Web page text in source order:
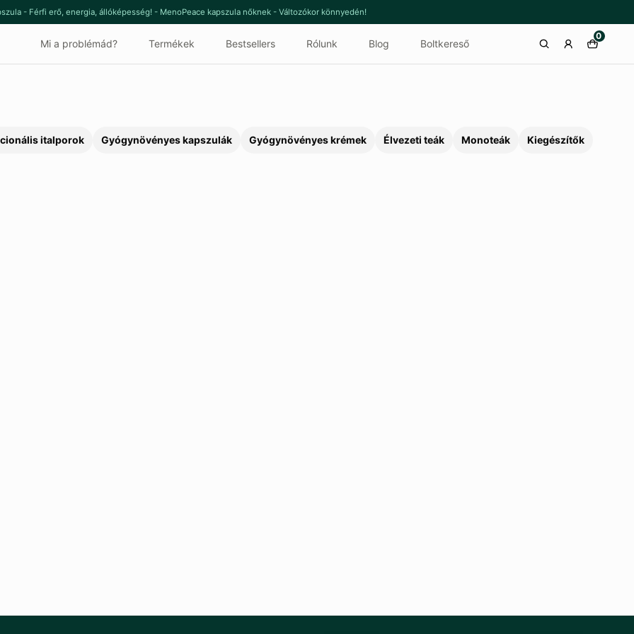
- Férfi erő, energia, állóképesség! - MenoPeace kapszula nőknek - Változókor könnyedén!
Mi a problémád? Termékek Bestsellers Rólunk Blog Boltkereső
0
italporok Gyógynövényes kapszulák Gyógynövényes krémek Élvezeti teák Monoteák Kiegészítők